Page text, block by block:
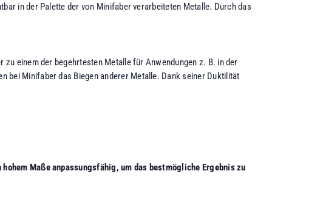
in der Palette der von Minifaber verarbeiteten Metalle. Durch das
einem der begehrtesten Metalle für Anwendungen z. B. in der
bei Minifaber das Biegen anderer Metalle. Dank seiner Duktilität
Maße anpassungsfähig, um das bestmögliche Ergebnis zu